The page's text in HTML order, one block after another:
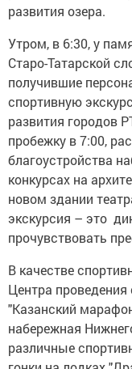
развития озера.
Утром, в 6:30, у
Старо-Татарской
получившие
спортивную
развития городов
пробежку в 7:00,
благоустройства
конкурсах на
новом здании
экскурсия – это
прочувствовать
В качестве
Центра
"Казанский
набережная
различные